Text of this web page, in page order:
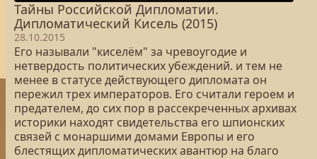
Тайны Российской Дипломатии.
Дипломатический Кисель (2015)
28.10.2015
Его называли "киселём" за чревоугодие и
нетвердость политических убеждений. и тем не
менее в статусе действующего дипломата он
пережил трех императоров. Его считали героем и
предателем, до сих пор в рассекреченных архивах
историки находят свидетельства его шпионских
связей с монаршими домами Европы и его
блестящих дипломатических авантюр на благо